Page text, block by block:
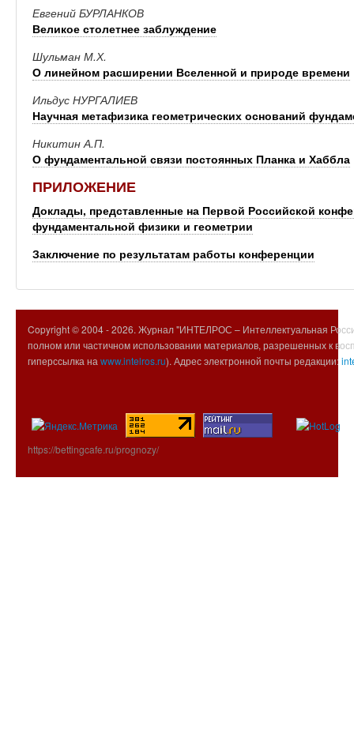
Евгений БУРЛАНКОВ
Великое столетнее заблуждение
Шульман М.Х.
О линейном расширении Вселенной и природе времени
Ильдус НУРГАЛИЕВ
Научная метафизика геометрических оснований
Никитин А.П.
О фундаментальной связи постоянных Планка и Хаббла
ПРИЛОЖЕНИЕ
Доклады, представленные на Первой Российской
фундаментальной физики и геометрии
Заключение по результатам работы конференции
Copyright © 2004 -2026. Журнал "ИНТЕЛРОС – Интеллектуальная
полном или частичном использовании материалов, разрешенных к
гиперссылка на www.intelros.ru). Адрес электронной почты редакции:
https://bettingcafe.ru/prognozy/